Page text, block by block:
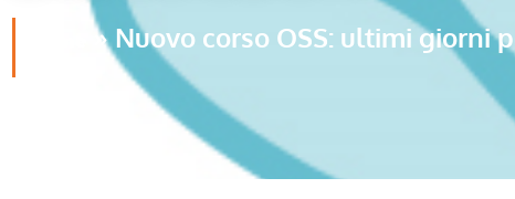
»Nuovo corso OSS: ultimi giorni